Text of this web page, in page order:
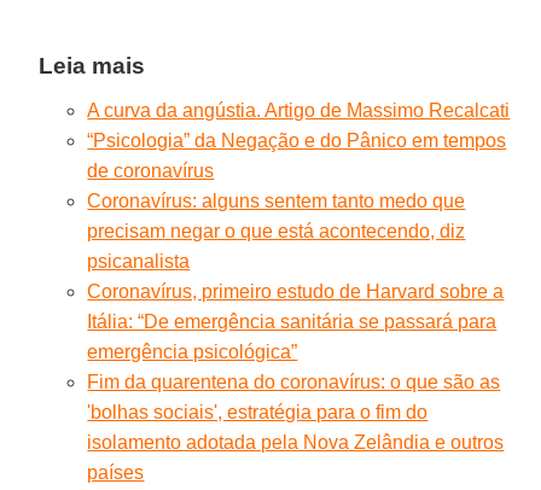
Leia mais
A curva da angústia. Artigo de Massimo Recalcati
“Psicologia” da Negação e do Pânico em tempos
de coronavírus
Coronavírus: alguns sentem tanto medo que
precisam negar o que está acontecendo, diz
psicanalista
Coronavírus, primeiro estudo de Harvard sobre a
Itália: “De emergência sanitária se passará para
emergência psicológica”
Fim da quarentena do coronavírus: o que são as
'bolhas sociais', estratégia para o fim do
isolamento adotada pela Nova Zelândia e outros
países